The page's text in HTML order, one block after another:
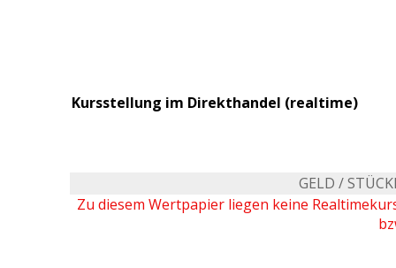
Kursstellung im Direkthandel (realtime)
GELD /
Zu diesem Wertpapier liegen keine